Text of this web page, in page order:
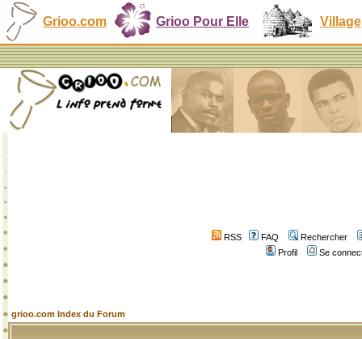
Grioo.com Grioo Pour Elle Village
RSS FAQ
Rechercher
Profil
Se
grioo.com Index du Forum